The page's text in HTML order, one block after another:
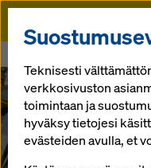
Doka
Teknisesti
verkkosivuston
toimintaan ja
hyväksy tietojesi
evästeiden avulla, et